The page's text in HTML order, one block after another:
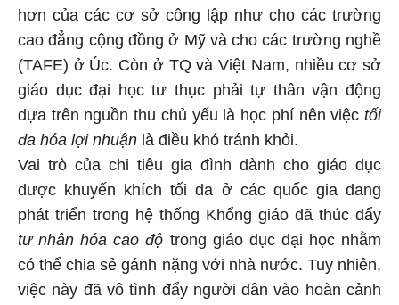
hơn của các cơ sở công lập như cho các trường
cao đẳng cộng đồng ở Mỹ và cho các trường nghề
(TAFE) ở Úc. Còn ở TQ và Việt Nam, nhiều cơ sở
giáo dục đại học tư thục phải tự thân vận động
dựa trên nguồn thu chủ yếu là học phí nên việc tối
đa hóa lợi nhuận là điều khó tránh khỏi.
Vai trò của chi tiêu gia đình dành cho giáo dục
được khuyến khích tối đa ở các quốc gia đang
phát triển trong hệ thống Khổng giáo đã thúc đẩy
tư nhân hóa cao độ trong giáo dục đại học nhằm
có thể chia sẻ gánh nặng với nhà nước. Tuy nhiên,
việc này đã vô tình đẩy người dân vào hoàn cảnh